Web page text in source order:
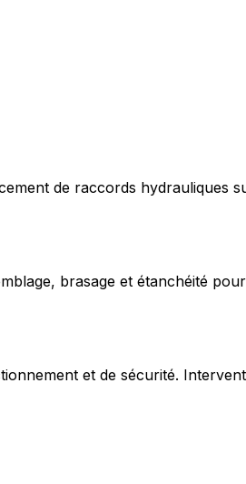
de raccords hydrauliques
brasage et étanchéité
et de sécurité.